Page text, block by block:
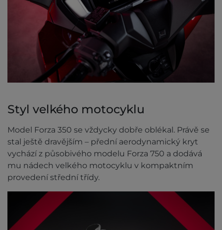
Styl velkého motocyklu
Model Forza 350 se vždycky dobře oblékal. Právě se
stal ještě dravějším – přední aerodynamický kryt
vychází z působivého modelu Forza 750 a dodává
mu nádech velkého motocyklu v kompaktním
provedení střední třídy.